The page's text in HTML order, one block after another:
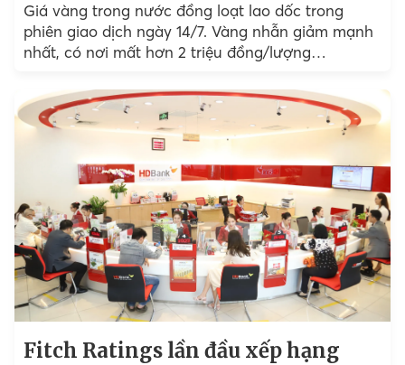
Giá vàng trong nước đồng loạt lao dốc trong
phiên giao dịch ngày 14/7. Vàng nhẫn giảm mạnh
nhất, có nơi mất hơn 2 triệu đồng/lượng…
Fitch Ratings lần đầu xếp hạng